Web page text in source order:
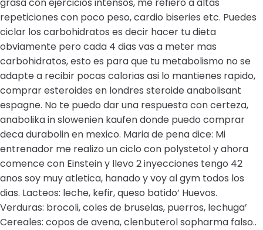
grasa con ejercicios intensos, me refiero a altas
repeticiones con poco peso, cardio biseries etc. Puedes
ciclar los carbohidratos es decir hacer tu dieta
obviamente pero cada 4 dias vas a meter mas
carbohidratos, esto es para que tu metabolismo no se
adapte a recibir pocas calorias asi lo mantienes rapido,
comprar esteroides en londres steroide anabolisant
espagne. No te puedo dar una respuesta con certeza,
anabolika in slowenien kaufen donde puedo comprar
deca durabolin en mexico. Maria de pena dice: Mi
entrenador me realizo un ciclo con polystetol y ahora
comence con Einstein y llevo 2 inyecciones tengo 42
anos soy muy atletica, hanado y voy al gym todos los
dias. Lacteos: leche, kefir, queso batido’ Huevos.
Verduras: brocoli, coles de bruselas, puerros, lechuga’
Cereales: copos de avena, clenbuterol sopharma falso..